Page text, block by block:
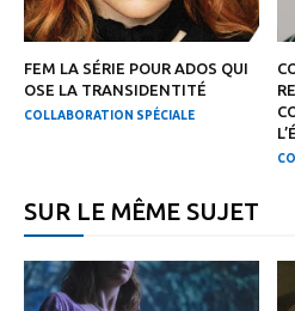
FEM LA SÉRIE POUR ADOS QUI
OSE LA TRANSIDENTITÉ
COLLABORATION SPÉCIALE
SUR LE MÊME SUJET